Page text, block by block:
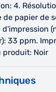
4.
de papier de
d'impression
33 ppm.
produit: Noir